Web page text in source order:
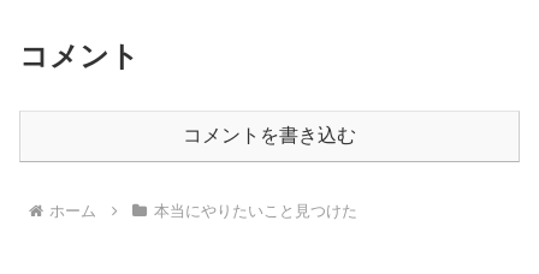
コメント
コメントを書き込む
ホーム 本当にやりたいこと見つけた